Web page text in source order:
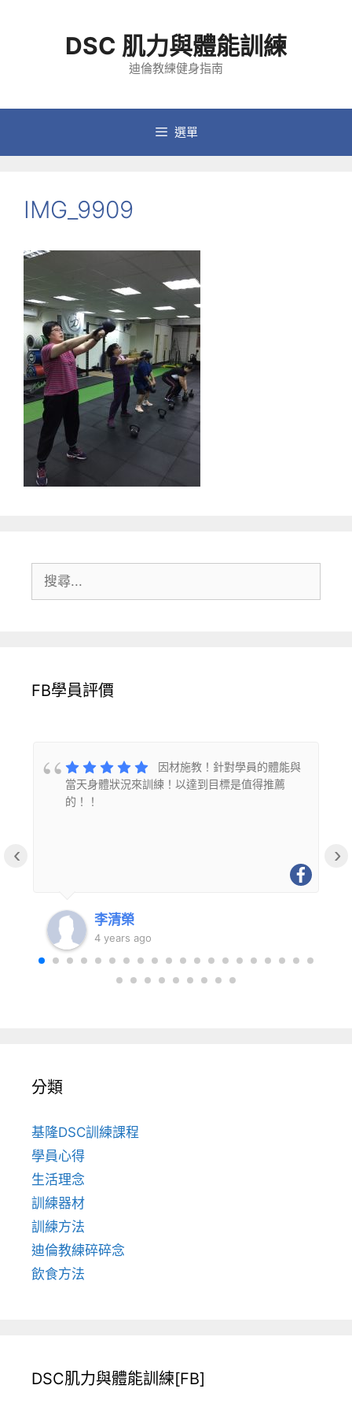
容
DSC 肌力與體能訓練
迪倫教練健身指南
選單
IMG_9909
尋:
FB學員評價
因材施教！針對學員的體能與
當天身體狀況來訓練！以達到目標是值得推薦
的！！
李清榮
4 years ago
‹ ›
分類
基隆DSC訓練課程
學員心得
生活理念
訓練器材
訓練方法
迪倫教練碎碎念
飲食方法
DSC肌力與體能訓練[FB]